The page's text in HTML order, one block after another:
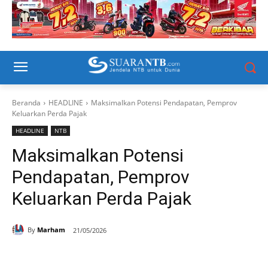
Beranda HEADLINE
Maksimalkan Potensi Pendapatan, Pemprov
Keluarkan Perda Pajak
HEADLINE NTB
Maksimalkan Potensi
Pendapatan, Pemprov
Keluarkan Perda Pajak
By Marham 21/05/2026